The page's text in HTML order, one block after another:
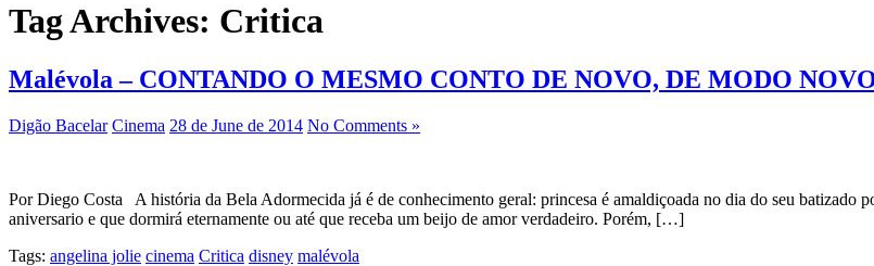
Tag Archives: Critica
Malévola – CONTANDO O MESMO CONTO DE NOVO, DE MODO
Digão Bacelar Cinema 28 de June de 2014 No Comments »
Por Diego Costa A história da Bela Adormecida já é de conhecimento geral: princesa é amaldiçoada no dia do seu batizado
aniversario e que dormirá eternamente ou até que receba um beijo de amor verdadeiro. Porém, […]
Tags: angelina jolie cinema Critica disney malévola